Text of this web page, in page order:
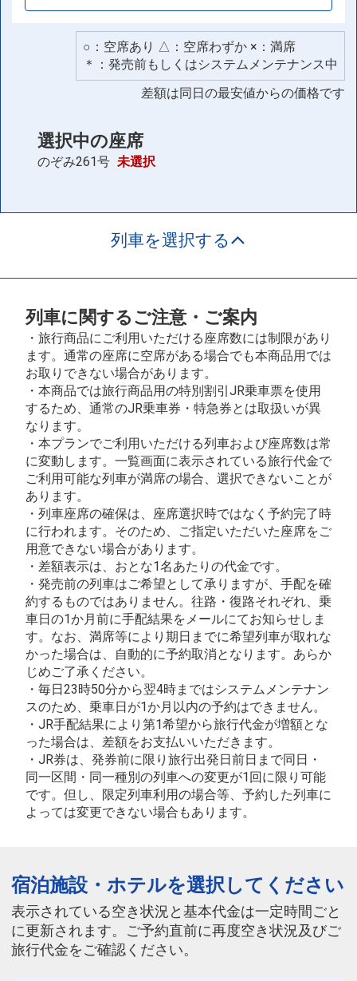
○：空席あり △：空席わずか ×：満席
＊：発売前もしくはシステムメンテナンス中
差額は同日の最安値からの価格です
選択中の座席
のぞみ261号 未選択
列車を選択する
列車に関するご注意・ご案内
・旅行商品にご利用いただける座席数には制限があり
ます。通常の座席に空席がある場合でも本商品用では
お取りできない場合があります。
・本商品では旅行商品用の特別割引JR乗車票を使用
するため、通常のJR乗車券・特急券とは取扱いが異
なります。
・本プランでご利用いただける列車および座席数は常
に変動します。一覧画面に表示されている旅行代金で
ご利用可能な列車が満席の場合、選択できないことが
あります。
・列車座席の確保は、座席選択時ではなく予約完了時
に行われます。そのため、ご指定いただいた座席をご
用意できない場合があります。
・差額表示は、おとな1名あたりの代金です。
・発売前の列車はご希望として承りますが、手配を確
約するものではありません。往路・復路それぞれ、乗
車日の1か月前に手配結果をメールにてお知らせしま
す。なお、満席等により期日までに希望列車が取れな
かった場合は、自動的に予約取消となります。あらか
じめご了承ください。
・毎日23時50分から翌4時まではシステムメンテナン
スのため、乗車日が1か月以内の予約はできません。
・JR手配結果により第1希望から旅行代金が増額とな
った場合は、差額をお支払いいただきます。
・JR券は、発券前に限り旅行出発日前日まで同日・
同一区間・同一種別の列車への変更が1回に限り可能
です。但し、限定列車利用の場合等、予約した列車に
よっては変更できない場合もあります。
宿泊施設・ホテルを選択してください
表示されている空き状況と基本代金は一定時間ごと
に更新されます。ご予約直前に再度空き状況及びご
旅行代金をご確認ください。